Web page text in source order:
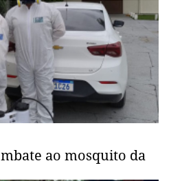
ao mosquito da